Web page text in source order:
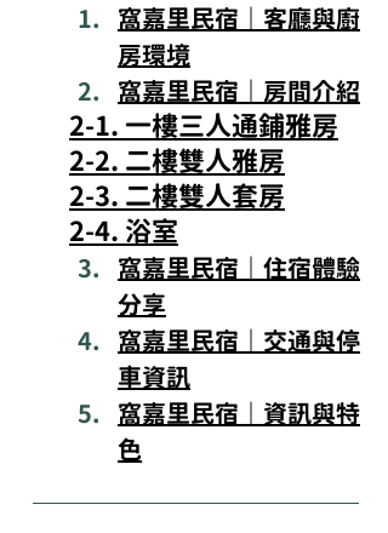
窩嘉里民宿｜客廳與廚
房環境
窩嘉里民宿｜房間介紹
2-1. 一樓三人通鋪雅房
2-2. 二樓雙人雅房
2-3. 二樓雙人套房
2-4. 浴室
窩嘉里民宿｜住宿體驗
分享
窩嘉里民宿｜交通與停
車資訊
窩嘉里民宿｜資訊與特
色